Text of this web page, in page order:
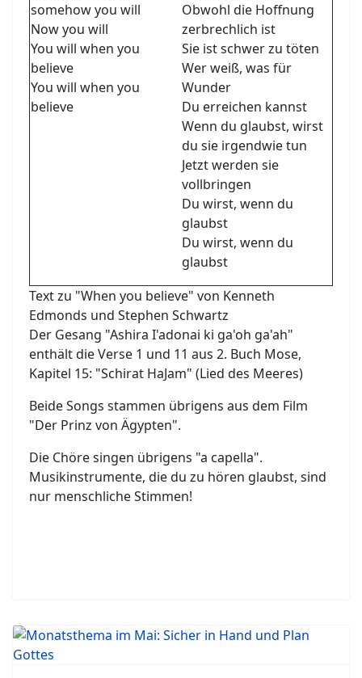
somehow you will
Now you will
You will when you
believe
You will when you
believe
Obwohl die Hoffnung
zerbrechlich ist
Sie ist schwer zu töten
Wer weiß, was für
Wunder
Du erreichen kannst
Wenn du glaubst, wirst
du sie irgendwie tun
Jetzt werden sie
vollbringen
Du wirst, wenn du
glaubst
Du wirst, wenn du
glaubst
Text zu "When you believe" von Kenneth
Edmonds und Stephen Schwartz
Der Gesang "Ashira I'adonai ki ga'oh ga'ah"
enthält die Verse 1 und 11 aus 2. Buch Mose,
Kapitel 15: "Schirat HaJam" (Lied des Meeres)
Beide Songs stammen übrigens aus dem Film
"Der Prinz von Ägypten".
Die Chöre singen übrigens "a capella".
Musikinstrumente, die du zu hören glaubst, sind
nur menschliche Stimmen!